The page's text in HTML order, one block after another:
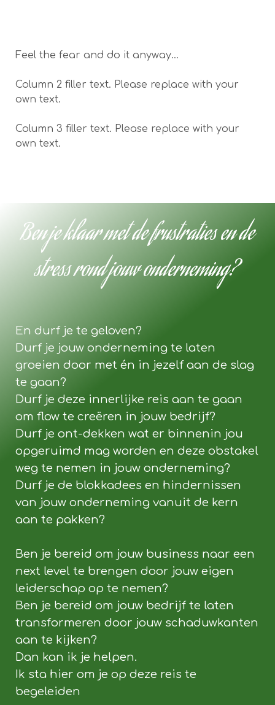
Feel the fear and do it anyway...
Column 2 filler text. Please replace with your
own text.
Column 3 filler text. Please replace with your
own text.
Ben je klaar met de frustraties en de
stress rond jouw onderneming?
En durf je te geloven?
Durf je jouw onderneming te laten
groeien door met én in jezelf aan de slag
te gaan?
Durf je deze innerlijke reis aan te gaan
om flow te creëren in jouw bedrijf?
Durf je ont-dekken wat er binnenin jou
opgeruimd mag worden en deze obstakel
weg te nemen in jouw onderneming?
Durf je de blokkadees en hindernissen
van jouw onderneming vanuit de kern
aan te pakken?
Ben je bereid om jouw business naar een
next level te brengen door jouw eigen
leiderschap op te nemen?
Ben je bereid om jouw bedrijf te laten
transformeren door jouw schaduwkanten
aan te kijken?
Dan kan ik je helpen.
Ik sta hier om je op deze reis te
begeleiden